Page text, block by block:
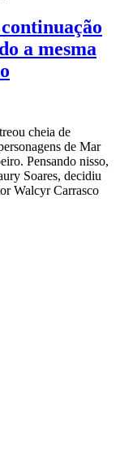
a mesma
cheia de
de Mar
Pensando nisso,
Soares, decidiu
Walcyr Carrasco